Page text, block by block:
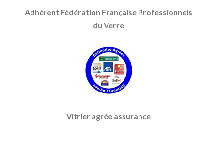
Adhérent Fédération Française Professionnels
du Verre
Vitrier agrée assurance